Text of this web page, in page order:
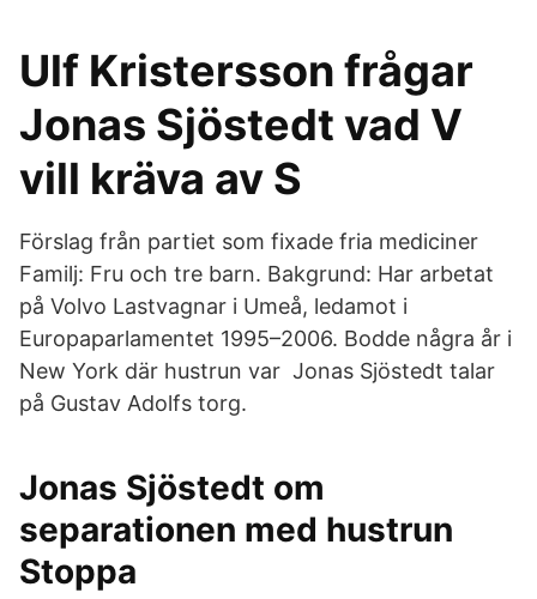
Ulf Kristersson frågar
Jonas Sjöstedt vad V
vill kräva av S
Förslag från partiet som fixade fria mediciner
Familj: Fru och tre barn. Bakgrund: Har arbetat
på Volvo Lastvagnar i Umeå, ledamot i
Europaparlamentet 1995–2006. Bodde några år i
New York där hustrun var Jonas Sjöstedt talar
på Gustav Adolfs torg.
Jonas Sjöstedt om
separationen med hustrun
Stoppa